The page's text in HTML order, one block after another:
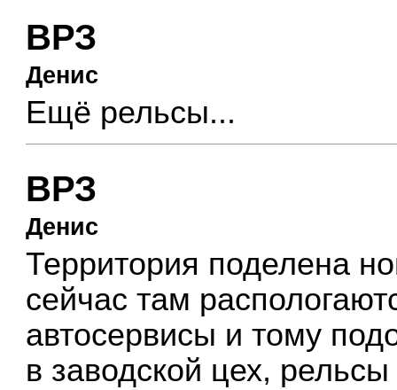
ВРЗ
Денис
Ещё рельсы...
ВРЗ
Денис
Территория поделена
сейчас там
автосервисы и тому
в заводской цех,